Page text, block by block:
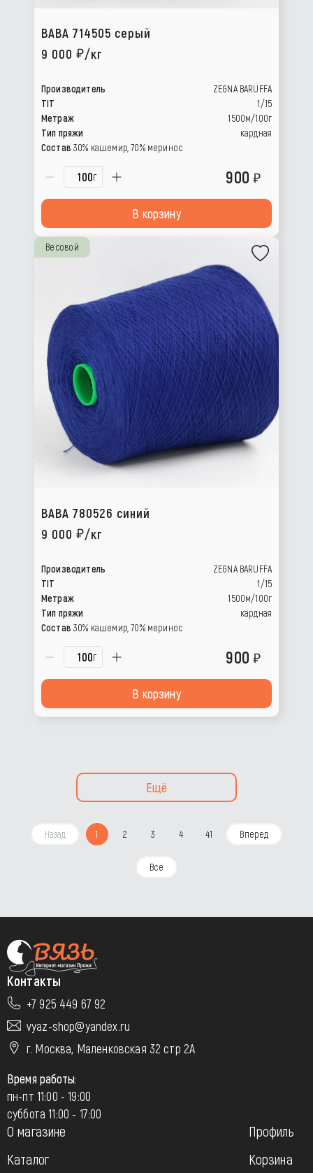
BABA 714505 серый
9 000
/кг
Производитель
ZEGNA BARUFFA
TIT
1/15
Метраж
1500м/100г
Тип пряжи
кардная
Состав 30% кашемир, 70% меринос
г 900
В корзину
Весовой
BABA 780526 синий
9 000
/кг
Производитель
ZEGNA BARUFFA
TIT
1/15
Метраж
1500м/100г
Тип пряжи
кардная
Состав 30% кашемир, 70% меринос
г 900
В корзину
Ещё
Назад 1 2 3 4 41 Вперед
Все
Контакты
+7 925 449 67 92
vyaz-shop@yandex.ru
г. Москва, Маленковская 32 стр 2А
Время работы:
пн-пт 11:00 - 19:00
суббота 11:00 - 17:00
О магазине
Каталог
Профиль
Корзина